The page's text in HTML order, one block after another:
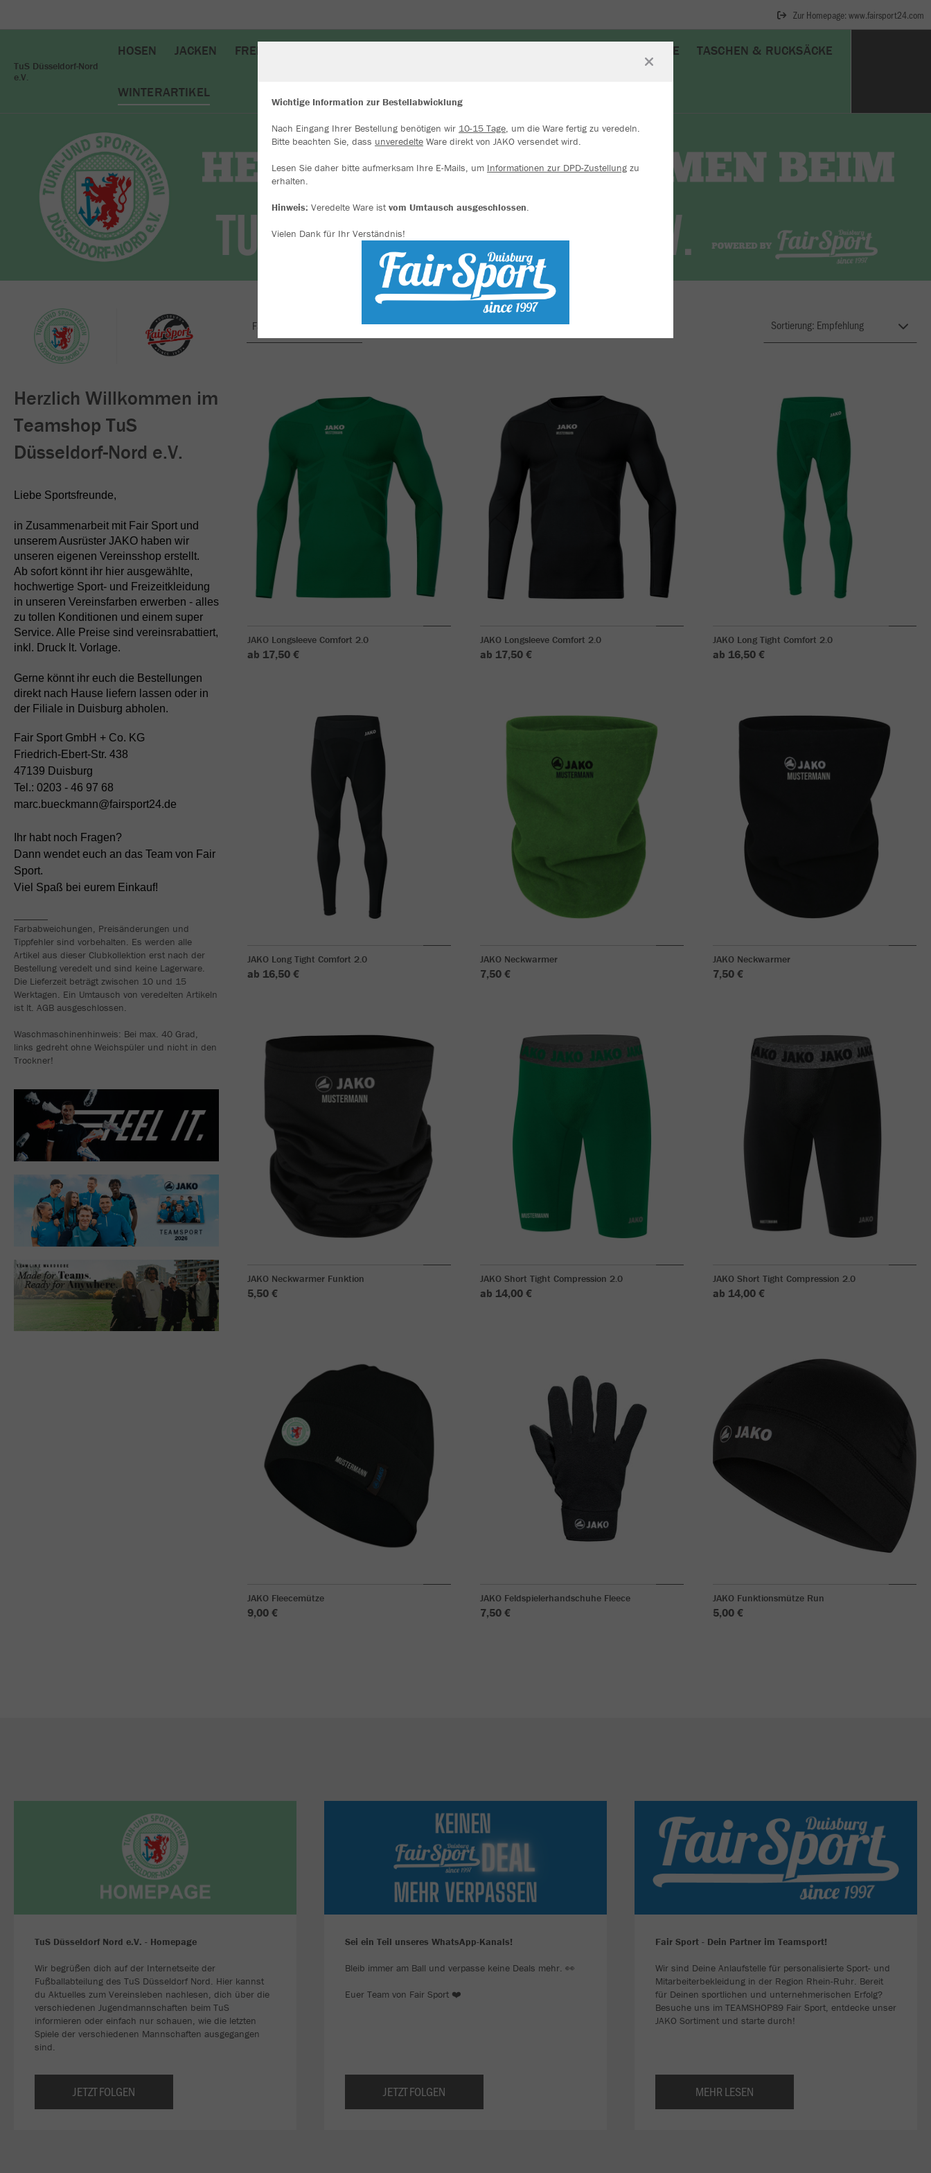
Zur Homepage: www.fairsport24.com
TuS Düsseldorf-Nord
e.V.
HOSEN JACKEN FREIZEIT SCHUHE TASCHEN & RUCKSÄCKE
WINTERARTIKEL
Herzlich Willkommen im
Teamshop TuS
Düsseldorf-Nord e.V.
Liebe Sportsfreunde,
in Zusammenarbeit mit Fair Sport und
unserem Ausrüster JAKO haben wir
unseren eigenen Vereinsshop erstellt.
Ab sofort könnt ihr hier ausgewählte,
hochwertige Sport- und Freizeitkleidung
in unseren Vereinsfarben erwerben - alles
zu tollen Konditionen und einem super
Service. Alle Preise sind vereinsrabattiert,
inkl. Druck lt. Vorlage.
Gerne könnt ihr euch die Bestellungen
direkt nach Hause liefern lassen oder in
der Filiale in Duisburg abholen.
Fair Sport GmbH + Co. KG
Friedrich-Ebert-Str. 438
47139 Duisburg
Tel.: 0203 - 46 97 68
marc.bueckmann@fairsport24.de
Ihr habt noch Fragen?
Dann wendet euch an das Team von Fair
Sport.
Viel Spaß bei eurem Einkauf!
Farbabweichungen, Preisänderungen und
Tippfehler sind vorbehalten. Es werden alle
Artikel aus dieser Clubkollektion erst nach der
Bestellung veredelt und sind keine Lagerware.
Die Lieferzeit beträgt zwischen 10 und 15
Werktagen. Ein Umtausch von veredelten Artikeln
ist lt. AGB ausgeschlossen.
Waschmaschinenhinweis: Bei max. 40 Grad,
links gedreht ohne Weichspüler und nicht in den
Trockner!
Farbe
JAKO Longsleeve Comfort 2.0
ab 17,50 €
JAKO Longsleeve Comfort 2.0
ab 17,50 €
JAKO Long Tight Comfort 2.0
ab 16,50 €
JAKO Long Tight Comfort 2.0
ab 16,50 €
JAKO Neckwarmer
7,50 €
JAKO Neckwarmer
7,50 €
JAKO Neckwarmer Funktion
5,50 €
JAKO Short Tight Compression 2.0
ab 14,00 €
JAKO Short Tight Compression 2.0
ab 14,00 €
JAKO Fleecemütze
9,00 €
JAKO Feldspielerhandschuhe Fleece
7,50 €
JAKO Funktionsmütze Run
5,00 €
TuS Düsseldorf Nord e.V. - Homepage
Wir begrüßen dich auf der Internetseite der
Fußballabteilung des TuS Düsseldorf Nord. Hier kannst
du Aktuelles zum Vereinsleben nachlesen, dich über die
verschiedenen Jugendmannschaften beim TuS
informieren oder einfach nur schauen, wie die letzten
Spiele der verschiedenen Mannschaften ausgegangen
sind.
JETZT FOLGEN
Sei ein Teil unseres WhatsApp-Kanals!
Bleib immer am Ball und verpasse keine Deals mehr. 👀
Euer Team von Fair Sport ❤️
JETZT FOLGEN
Fair Sport - Dein Partner im Teamsport!
Wir sind Deine Anlaufstelle für personalisierte Sport- und
Mitarbeiterbekleidung in der Region Rhein-Ruhr. Bereit
für Deinen sportlichen und unternehmerischen Erfolg?
Besuche uns im TEAMSHOP89 Fair Sport, entdecke unser
JAKO Sortiment und starte durch!
MEHR LESEN
Wichtige Information zur Bestellabwicklung
Nach Eingang Ihrer Bestellung benötigen wir 10-15 Tage, um die Ware fertig zu veredeln.
Bitte beachten Sie, dass unveredelte Ware direkt von JAKO versendet wird.
Lesen Sie daher bitte aufmerksam Ihre E-Mails, um Informationen zur DPD-Zustellung zu
erhalten.
Hinweis: Veredelte Ware istvom Umtausch ausgeschlossen.
Vielen Dank für Ihr Verständnis!
Wir verwenden Cookies
Durch die Analyse der Besucherdaten können wir dir personalisierte Inhalte
Cookies findest Du in den Einstellungen.
mehr Infos
Datenschutz Impressum